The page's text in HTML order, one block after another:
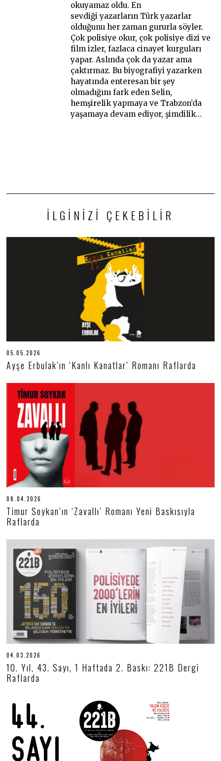
okuyamaz oldu. En
sevdiği yazarların Türk yazarlar
olduğunu her zaman gururla söyler.
Çok polisiye okur, çok polisiye dizi ve
film izler, fazlaca cinayet kurguları
yapar. Aslında çok da yazar ama
çaktırmaz. Bu biyografiyi yazarken
hayatında enteresan bir şey
olmadığını fark eden Selin,
hemşirelik yapmaya ve Trabzon’da
yaşamaya devam ediyor, şimdilik...
İLGINIZI ÇEKEBILIR
05.05.2026
.
5
.
2
0
2
6
Ayşe Erbulak’ın ‘Kanlı Kanatlar’ Romanı Raflarda
08.04.2026
.
0
2
6
Timur Soykan’ın ‘Zavallı’ Romanı Yeni Baskısıyla
Raflarda
04.03.2026
4
.
10. Yıl, 43. Sayı, 1 Haftada 2. Baskı: 221B Dergi
Raflarda